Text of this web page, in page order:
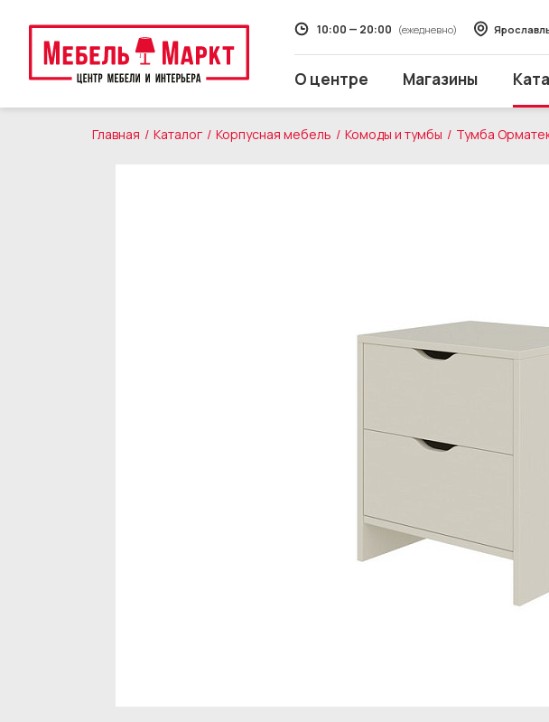
О центре Магазины
10:00 — 20:00 (ежедневно)
Главная Каталог Корпусная мебель Комоды и тумбы Тумба